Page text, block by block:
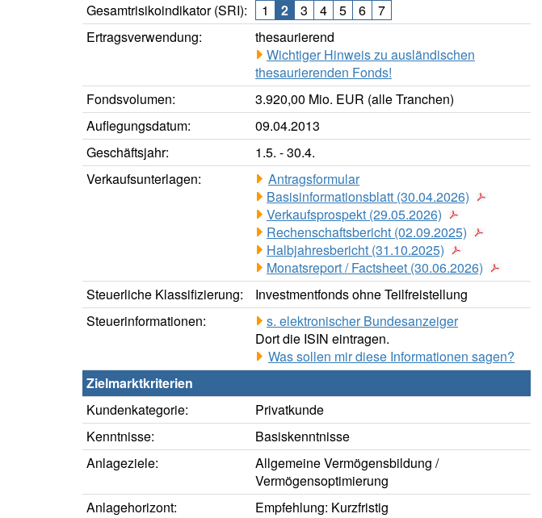
Gesamtrisikoindikator (SRI):
1 2 3 4 5 6
7
Ertragsverwendung:
thesaurierend
Wichtiger Hinweis zu ausländischen
thesaurierenden Fonds!
Fondsvolumen:
3.920,00 Mio. EUR (alle Tranchen)
Auflegungsdatum:
09.04.2013
Geschäftsjahr:
1.5. - 30.4.
Verkaufsunterlagen:
Antragsformular
Basisinformationsblatt (30.04.2026)
Verkaufsprospekt (29.05.2026)
Rechenschaftsbericht (02.09.2025)
Halbjahresbericht (31.10.2025)
Monatsreport / Factsheet (30.06.2026)
Steuerliche Klassifizierung:
Investmentfonds ohne Teilfreistellung
Steuerinformationen:
s. elektronischer Bundesanzeiger
Dort die ISIN eintragen.
Was sollen mir diese Informationen sagen?
Zielmarktkriterien
Kundenkategorie:
Privatkunde
Kenntnisse:
Basiskenntnisse
Anlageziele:
Allgemeine Vermögensbildung /
Vermögensoptimierung
Anlagehorizont:
Empfehlung: Kurzfristig